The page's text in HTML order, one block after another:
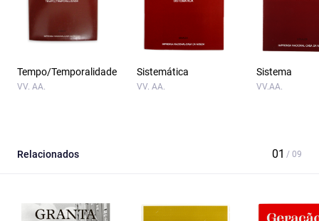
Tempo/Temporalidade
VV. AA.
Sistemática
VV. AA.
Sistema
VV.AA.
Relacionados